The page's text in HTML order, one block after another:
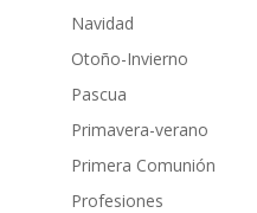
Navidad
Otoño-Invierno
Pascua
Primavera-verano
Primera Comunión
Profesiones